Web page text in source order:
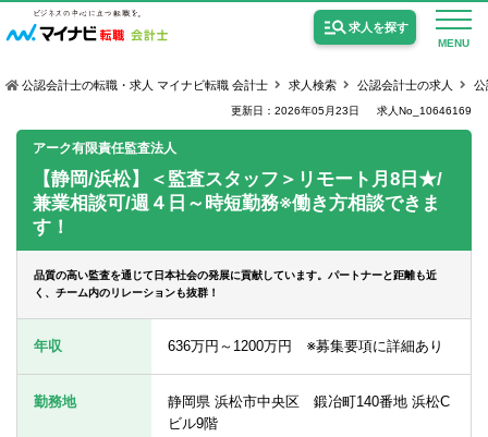
MENU
求人を探す
公認会計士の求人
監査法人の求人
女性会計士の転職
公認会計士の転職・求人 マイナビ転職 会計士 求人検索 公認会計士の求人 公
更新日：2026年05月23日 求人No_10646169
アーク有限責任監査法人
【静岡/浜松】＜監査スタッフ＞リモート月8日★/
兼業相談可/週４日～時短勤務※働き方相談できま
す！
品質の高い監査を通じて日本社会の発展に貢献しています。パートナーと距離も近
く、チーム内のリレーションも抜群！
年収 636万円～1200万円 ※募集要項に詳細あり
勤務地
静岡県 浜松市中央区 鍛冶町140番地 浜松C
ビル9階